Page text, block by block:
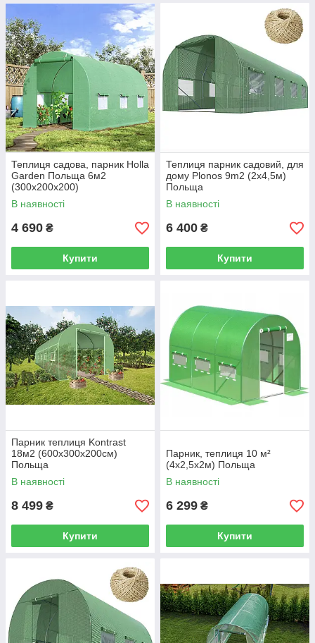
Теплиця садова, парник Holla
Garden Польща 6м2
(300х200х200)
В наявності
4 690 ₴
Купити
Теплиця парник садовий, для
дому Plonos 9m2 (2x4,5м)
Польща
В наявності
6 400 ₴
Купити
Парник теплиця Kontrast
18м2 (600х300х200см)
Польща
В наявності
8 499 ₴
Купити
Парник, теплиця 10 м²
(4х2,5х2м) Польща
В наявності
6 299 ₴
Купити